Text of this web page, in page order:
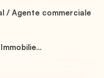
/ Agente commerciale